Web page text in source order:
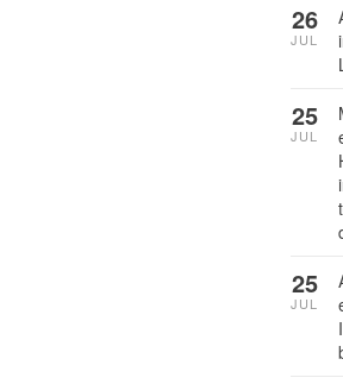
26
JUL
25
JUL
25
JUL